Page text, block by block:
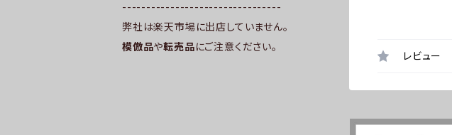
レビュー
---------------------------------
弊社は楽天市場に出店していません。
模倣品や転売品にご注意ください。